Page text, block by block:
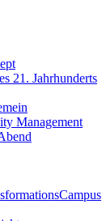
21. Jahrhunderts
Management